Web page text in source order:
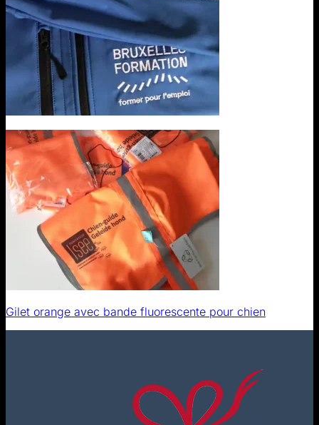
Gilet orange avec bande fluorescente pour chien